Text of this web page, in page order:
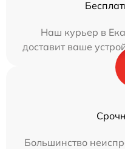
Наш курьер в
доставит ваше
Большинство